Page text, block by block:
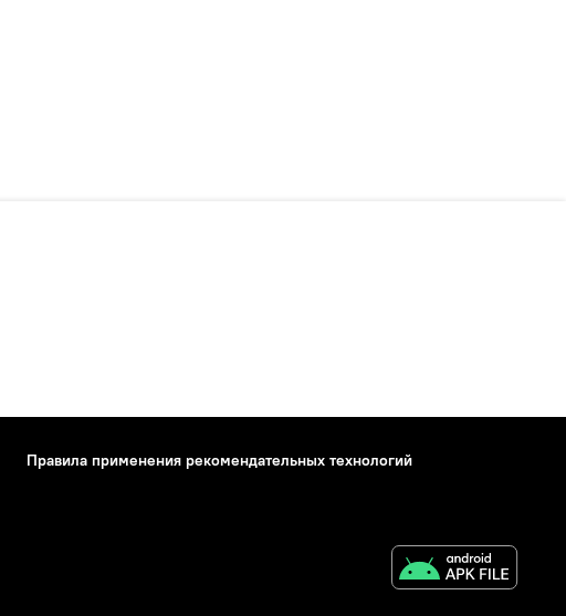
Правила применения рекомендательных технологий